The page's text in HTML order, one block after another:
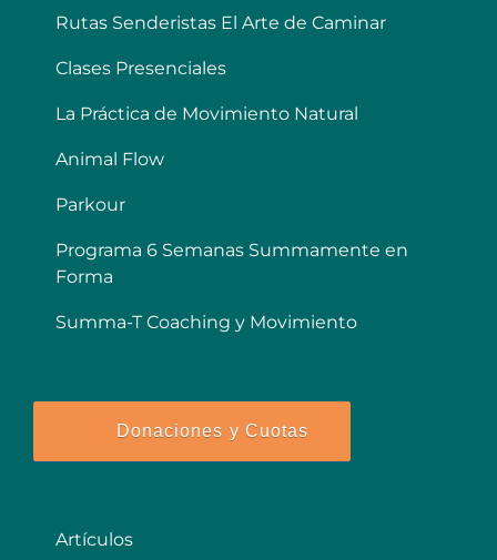
Rutas Senderistas El Arte de Caminar
Clases Presenciales
La Práctica de Movimiento Natural
Animal Flow
Parkour
Programa 6 Semanas Summamente en
Forma
Summa-T Coaching y Movimiento
Donaciones y Cuotas
Artículos